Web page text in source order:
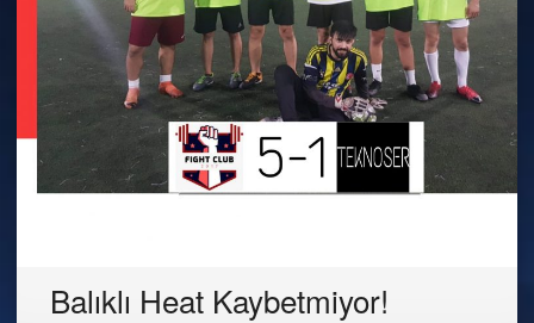
Balıklı Heat Kaybetmiyor!